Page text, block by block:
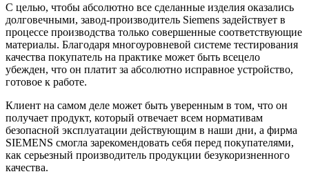
С целью, чтобы абсолютно все сделанные изделия оказались
долговечными, завод-производитель Siemens задействует в
процессе производства только совершенные соответствующие
материалы. Благодаря многоуровневой системе тестирования
качества покупатель на практике может быть всецело
убежден, что он платит за абсолютно исправное устройство,
готовое к работе.
Клиент на самом деле может быть уверенным в том, что он
получает продукт, который отвечает всем нормативам
безопасной эксплуатации действующим в наши дни, а фирма
SIEMENS смогла зарекомендовать себя перед покупателями,
как серьезный производитель продукции безукоризненного
качества.